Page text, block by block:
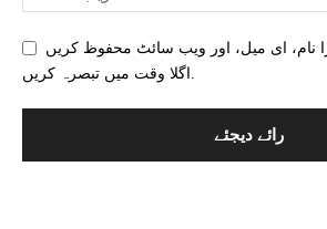
نام، ای میل، اور ویب سائٹ محفوظ کریں